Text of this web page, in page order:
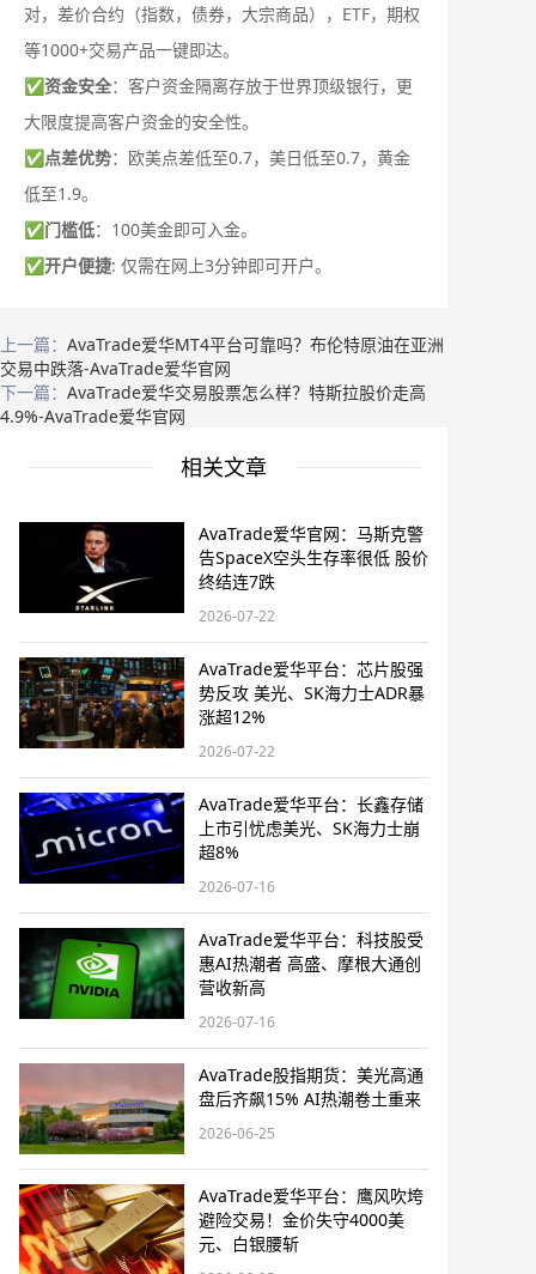
对，差价合约（指数，债券，大宗商品），ETF，期权
等1000+交易产品一键即达。
✅资金安全：客户资金隔离存放于世界顶级银行，更
大限度提高客户资金的安全性。
✅点差优势：欧美点差低至0.7，美日低至0.7，黄金
低至1.9。
✅门槛低：100美金即可入金。
✅开户便捷: 仅需在网上3分钟即可开户。
上一篇： AvaTrade爱华MT4平台可靠吗？布伦特原油在亚洲
交易中跌落-AvaTrade爱华官网
下一篇： AvaTrade爱华交易股票怎么样？特斯拉股价走高
4.9%-AvaTrade爱华官网
相关文章
AvaTrade爱华官网：马斯克警
告SpaceX空头生存率很低 股价
终结连7跌
2026-07-22
AvaTrade爱华平台：芯片股强
势反攻 美光、SK海力士ADR暴
涨超12%
2026-07-22
AvaTrade爱华平台：长鑫存储
上市引忧虑美光、SK海力士崩
超8%
2026-07-16
AvaTrade爱华平台：科技股受
惠AI热潮者 高盛、摩根大通创
营收新高
2026-07-16
AvaTrade股指期货：美光高通
盘后齐飙15% AI热潮卷土重来
2026-06-25
AvaTrade爱华平台：鹰风吹垮
避险交易！金价失守4000美
元、白银腰斩